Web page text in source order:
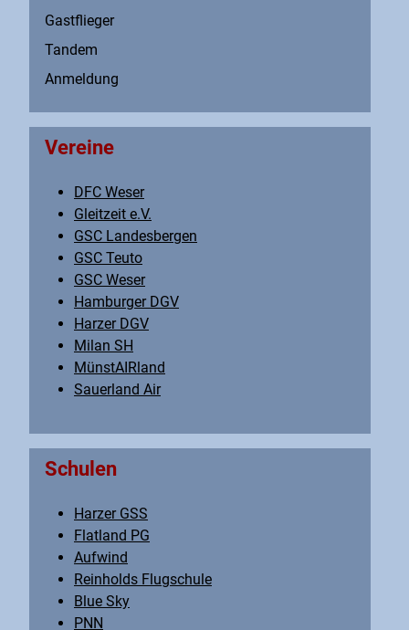
Gastflieger
Tandem
Anmeldung
Vereine
DFC Weser
Gleitzeit e.V.
GSC Landesbergen
GSC Teuto
GSC Weser
Hamburger DGV
Harzer DGV
Milan SH
MünstAIRland
Sauerland Air
Schulen
Harzer GSS
Flatland PG
Aufwind
Reinholds Flugschule
Blue Sky
PNN